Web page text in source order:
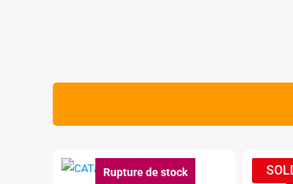
Rupture de stock